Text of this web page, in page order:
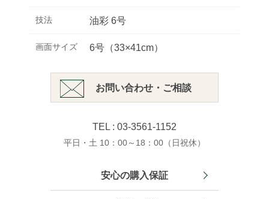
技法 油彩 6号
画面サイズ 6号（33×41cm）
お問い合わせ・ご相談
TEL : 03-3561-1152
平日・土 10：00～18：00（日祝休）
安心の購入保証